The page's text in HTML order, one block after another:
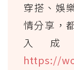
穿搭、娛
情分享，
入
https://